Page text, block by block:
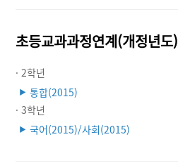
초등교과과정연계(개정년도)
· 2학년
▶ 통합(2015)
· 3학년
▶ 국어(2015)/사회(2015)